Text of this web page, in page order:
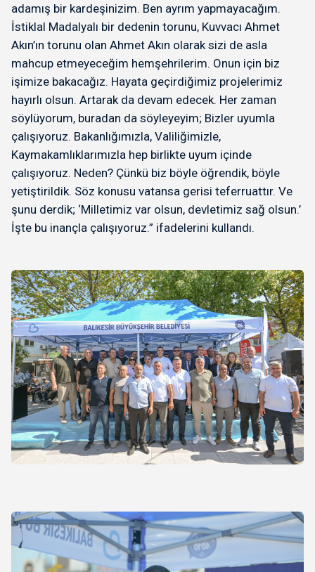
adamış bir kardeşinizim. Ben ayrım yapmayacağım.
İstiklal Madalyalı bir dedenin torunu, Kuvvacı Ahmet
Akın’ın torunu olan Ahmet Akın olarak sizi de asla
mahcup etmeyeceğim hemşehrilerim. Onun için biz
işimize bakacağız. Hayata geçirdiğimiz projelerimiz
hayırlı olsun. Artarak da devam edecek. Her zaman
söylüyorum, buradan da söyleyeyim; Bizler uyumla
çalışıyoruz. Bakanlığımızla, Valiliğimizle,
Kaymakamlıklarımızla hep birlikte uyum içinde
çalışıyoruz. Neden? Çünkü biz böyle öğrendik, böyle
yetiştirildik. Söz konusu vatansa gerisi teferruattır. Ve
şunu derdik; ‘Milletimiz var olsun, devletimiz sağ olsun.’
İşte bu inançla çalışıyoruz.” ifadelerini kullandı.